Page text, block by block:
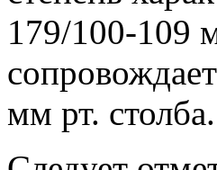
179/100-109
мм рт. столба.